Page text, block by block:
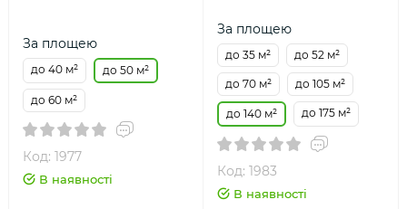
За площею
до 40 м² до 50 м²
до 60 м²
Код: 1977
В наявності
За площею
до 35 м² до 52 м²
до 70 м² до 105 м²
до 140 м² до 175 м²
Код: 1983
В наявності